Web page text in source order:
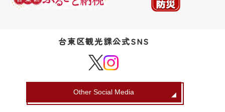
台東区観光課公式SNS
Other Social Media